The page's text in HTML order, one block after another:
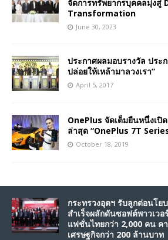
จัดการทรัพยากรบุคคลมุ่งสู่
Transformation
June 30, 2023
ประกาศผลมอบรางวัล ประ
ปล่อยให้เหล้ามาลวงเรา”
April 5, 2017
OnePlus จัดเต็มยืนหนึ่งเ
ล่าสุด “OnePlus 7T
October 18, 2019
กระทรวงอุตฯ รับลูกต่อนโย
สำเร็จผลักดันซอฟต์พาวเว
แฟชั่นไทยกว่า 2,000 คน ค
เศรษฐกิจกว่า 200 ล้านบาท